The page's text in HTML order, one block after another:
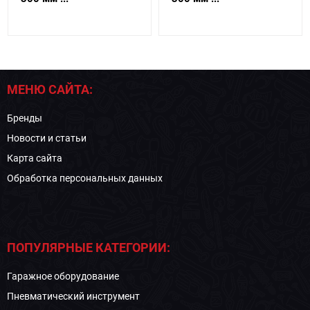
МЕНЮ САЙТА:
Бренды
Новости и статьи
Карта сайта
Обработка персональных данных
ПОПУЛЯРНЫЕ КАТЕГОРИИ:
Гаражное оборудование
Пневматический инструмент